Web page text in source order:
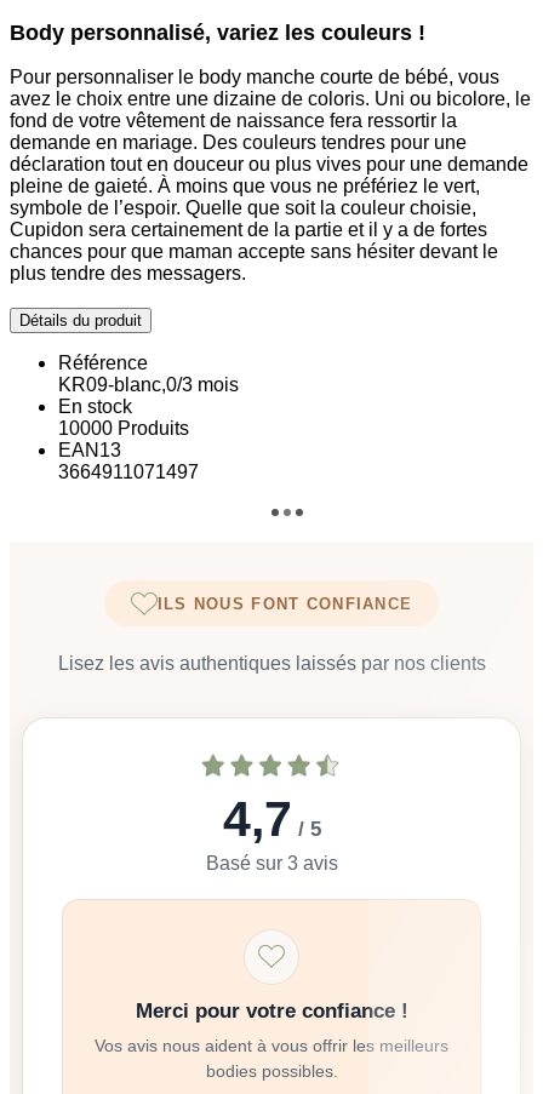
Body personnalisé, variez les couleurs !
Pour personnaliser le body manche courte de bébé, vous
avez le choix entre une dizaine de coloris. Uni ou bicolore, le
fond de votre vêtement de naissance fera ressortir la
demande en mariage. Des couleurs tendres pour une
déclaration tout en douceur ou plus vives pour une demande
pleine de gaieté. À moins que vous ne préfériez le vert,
symbole de l’espoir. Quelle que soit la couleur choisie,
Cupidon sera certainement de la partie et il y a de fortes
chances pour que maman accepte sans hésiter devant le
plus tendre des messagers.
Détails du produit
Référence
KR09-blanc,0/3 mois
En stock
10000 Produits
EAN13
3664911071497
ILS NOUS FONT CONFIANCE
Lisez les avis authentiques laissés par nos clients
4,7 / 5
Basé sur 3 avis
Merci pour votre confiance !
Vos avis nous aident à vous offrir les meilleurs
bodies possibles.